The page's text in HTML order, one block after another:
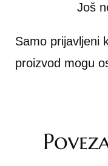
Još
Samo prijavljeni
proizvod mogu